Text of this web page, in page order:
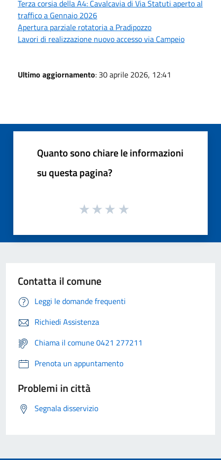
Terza corsia della A4: Cavalcavia di Via Statuti aperto al
traffico a Gennaio 2026
Apertura parziale rotatoria a Pradipozzo
Lavori di realizzazione nuovo accesso via Campeio
Ultimo aggiornamento: 30 aprile 2026, 12:41
Quanto sono chiare le informazioni
su questa pagina?
Contatta il comune
Leggi le domande frequenti
Richiedi Assistenza
Chiama il comune 0421 277211
Prenota un appuntamento
Problemi in città
Segnala disservizio